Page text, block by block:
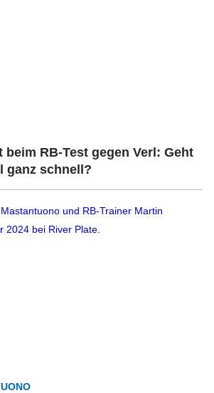
beim RB-Test gegen Verl: Geht
ganz schnell?